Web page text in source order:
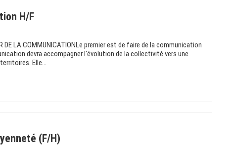
H/F
DE LA COMMUNICATIONLe premier est de faire de la communication
devra accompagner l'évolution de la collectivité vers une
Elle...
(F/H)